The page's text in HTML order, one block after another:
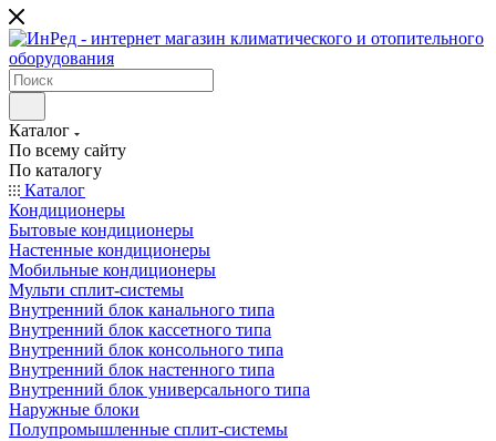
Каталог
По всему сайту
По каталогу
Каталог
Кондиционеры
Бытовые кондиционеры
Настенные кондиционеры
Мобильные кондиционеры
Мульти сплит-системы
Внутренний блок канального типа
Внутренний блок кассетного типа
Внутренний блок консольного типа
Внутренний блок настенного типа
Внутренний блок универсального типа
Наружные блоки
Полупромышленные сплит-системы